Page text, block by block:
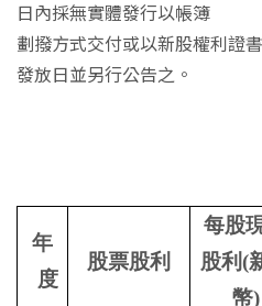
日內採無實體發行以帳簿
劃撥方式交付或以新股權利證
發放日並另行公告之。
年
度
股票股利
每股
股利(
幣)